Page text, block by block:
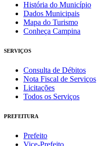
História do Município
Dados Municipais
Mapa do Turismo
Conheça Campina
SERVIÇOS
Consulta de Débitos
Nota Fiscal de Serviços
Licitações
Todos os Serviços
PREFEITURA
Prefeito